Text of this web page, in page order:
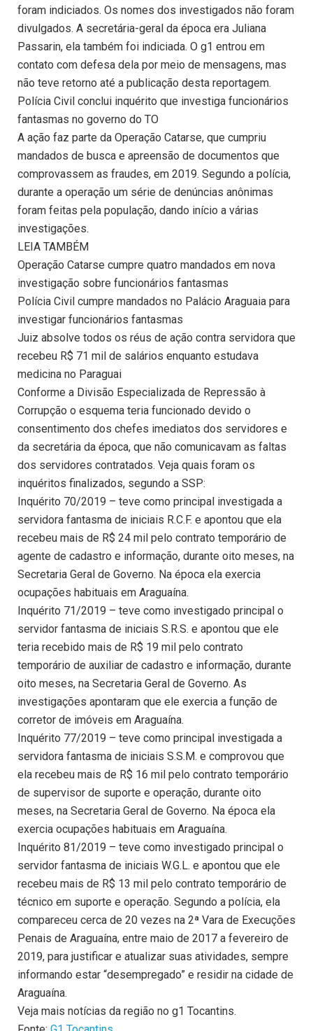
foram indiciados. Os nomes dos investigados não foram
divulgados. A secretária-geral da época era Juliana
Passarin, ela também foi indiciada. O g1 entrou em
contato com defesa dela por meio de mensagens, mas
não teve retorno até a publicação desta reportagem.
Polícia Civil conclui inquérito que investiga funcionários
fantasmas no governo do TO
A ação faz parte da Operação Catarse, que cumpriu
mandados de busca e apreensão de documentos que
comprovassem as fraudes, em 2019. Segundo a polícia,
durante a operação um série de denúncias anônimas
foram feitas pela população, dando início a várias
investigações.
LEIA TAMBÉM
Operação Catarse cumpre quatro mandados em nova
investigação sobre funcionários fantasmas
Polícia Civil cumpre mandados no Palácio Araguaia para
investigar funcionários fantasmas
Juiz absolve todos os réus de ação contra servidora que
recebeu R$ 71 mil de salários enquanto estudava
medicina no Paraguai
Conforme a Divisão Especializada de Repressão à
Corrupção o esquema teria funcionado devido o
consentimento dos chefes imediatos dos servidores e
da secretária da época, que não comunicavam as faltas
dos servidores contratados. Veja quais foram os
inquéritos finalizados, segundo a SSP:
Inquérito 70/2019 – teve como principal investigada a
servidora fantasma de iniciais R.C.F. e apontou que ela
recebeu mais de R$ 24 mil pelo contrato temporário de
agente de cadastro e informação, durante oito meses, na
Secretaria Geral de Governo. Na época ela exercia
ocupações habituais em Araguaína.
Inquérito 71/2019 – teve como investigado principal o
servidor fantasma de iniciais S.R.S. e apontou que ele
teria recebido mais de R$ 19 mil pelo contrato
temporário de auxiliar de cadastro e informação, durante
oito meses, na Secretaria Geral de Governo. As
investigações apontaram que ele exercia a função de
corretor de imóveis em Araguaína.
Inquérito 77/2019 – teve como principal investigada a
servidora fantasma de iniciais S.S.M. e comprovou que
ela recebeu mais de R$ 16 mil pelo contrato temporário
de supervisor de suporte e operação, durante oito
meses, na Secretaria Geral de Governo. Na época ela
exercia ocupações habituais em Araguaína.
Inquérito 81/2019 – teve como investigado principal o
servidor fantasma de iniciais W.G.L. e apontou que ele
recebeu mais de R$ 13 mil pelo contrato temporário de
técnico em suporte e operação. Segundo a polícia, ela
compareceu cerca de 20 vezes na 2ª Vara de Execuções
Penais de Araguaína, entre maio de 2017 a fevereiro de
2019, para justificar e atualizar suas atividades, sempre
informando estar “desempregado” e residir na cidade de
Araguaína.
Veja mais notícias da região no g1 Tocantins.